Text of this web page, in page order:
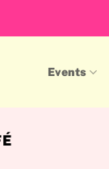
Events